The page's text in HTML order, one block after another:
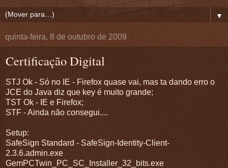
▼
quinta-feira, 8 de outubro de 2009
Certificação Digital
STJ Ok - Só no IE - Firefox quase vai, mas ta dando erro o
JCE do Java diz que key é muito grande;
TST Ok - IE e Firefox;
STF - Ainda não consegui....
Setup:
SafeSign Standard - SafeSign-Identity-Client-
2.3.6.admin.exe
GemPCTwin_PC_SC_Installer_32_bits.exe